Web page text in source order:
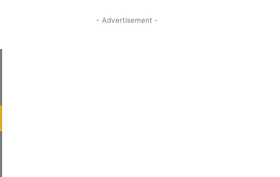
- Advertisement -